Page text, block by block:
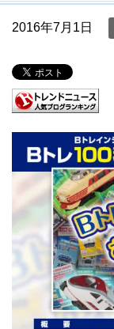
2016年7月1日